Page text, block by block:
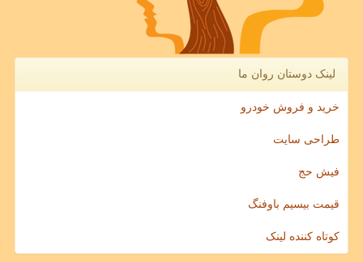
لینک دوستان روان ما
خرید و فروش خودرو
طراحی سایت
فیش حج
قیمت بیسیم باوفنگ
کوتاه کننده لینک